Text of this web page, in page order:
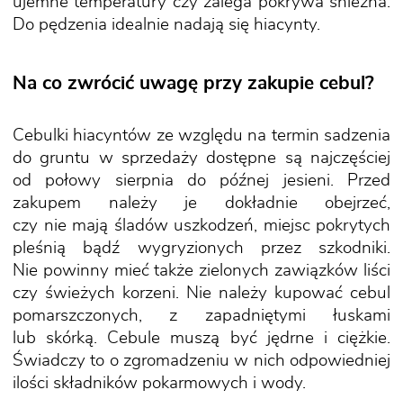
Do pędzenia idealnie nadają się hiacynty.
Na co zwrócić uwagę przy zakupie cebul?
Cebulki hiacyntów ze względu na termin sadzenia
do gruntu w sprzedaży dostępne są najczęściej
od połowy sierpnia do późnej jesieni. Przed
zakupem należy je dokładnie obejrzeć,
czy nie mają śladów uszkodzeń, miejsc pokrytych
pleśnią bądź wygryzionych przez szkodniki.
Nie powinny mieć także zielonych zawiązków liści
czy świeżych korzeni. Nie należy kupować cebul
pomarszczonych, z zapadniętymi łuskami
lub skórką. Cebule muszą być jędrne i ciężkie.
Świadczy to o zgromadzeniu w nich odpowiedniej
ilości składników pokarmowych i wody.